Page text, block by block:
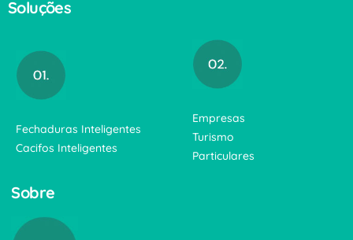
Soluções
Fechaduras Inteligentes
Cacifos Inteligentes
Empresas
Turismo
Particulares
Sobre